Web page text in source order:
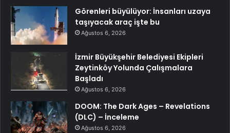
Görenleri büyülüyor: İnsanları uzaya
taşıyacak araç işte bu
Ağustos 6, 2026
İzmir Büyükşehir Belediyesi Ekipleri
Zeytinköy Yolunda Çalışmalara
Başladı
Ağustos 6, 2026
DOOM: The Dark Ages – Revelations
(DLC) – İnceleme
Ağustos 6, 2026